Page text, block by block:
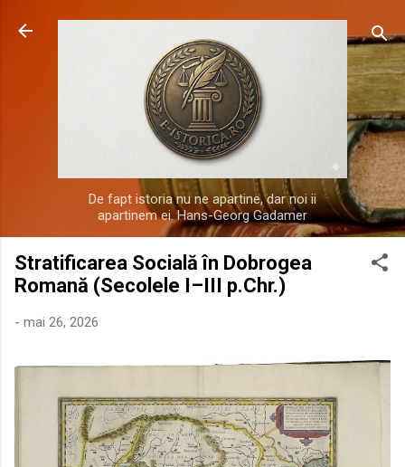
Treceți la conținutul principal
De fapt istoria nu ne apartine, dar noi ii
apartinem ei. Hans-Georg Gadamer
Stratificarea Socială în Dobrogea
Romană (Secolele I–III p.Chr.)
- mai 26, 2026